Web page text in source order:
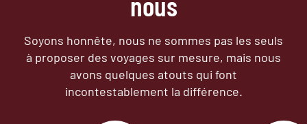
Soyons honnête, nous ne sommes pas les seuls
à proposer des voyages sur mesure, mais nous
avons quelques atouts qui font
incontestablement la différence.